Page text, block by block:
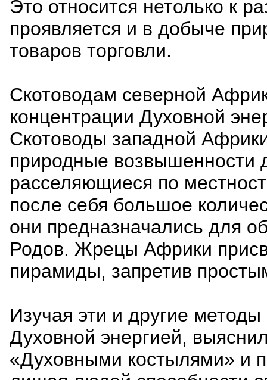
Это относится нетолько к
проявляется и в добыче
товаров торговли.
Скотоводам северной
концентрации Духовной
Скотоводы западной
природные возвышенности
расселяющиеся по
после себя большое
они предназначались для
Родов. Жрецы Африки
пирамиды, запретив
Изучая эти и другие
Духовной энергией,
«Духовными костылями» и